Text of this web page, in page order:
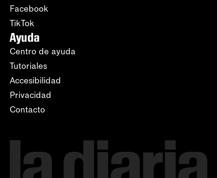
Facebook
TikTok
Ayuda
Centro de ayuda
Tutoriales
Accesibilidad
Privacidad
Contacto